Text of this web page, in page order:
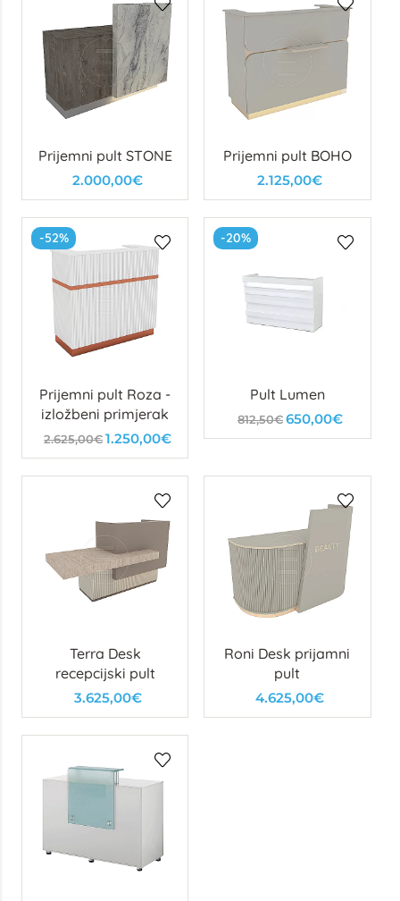
Prijemni pult STONE
2.000,00€
Prijemni pult BOHO
2.125,00€
-52%
Prijemni pult Roza -
izložbeni primjerak
2.625,00€1.250,00€
-20%
Pult Lumen
812,50€650,00€
Terra Desk
recepcijski pult
3.625,00€
Roni Desk prijamni
pult
4.625,00€